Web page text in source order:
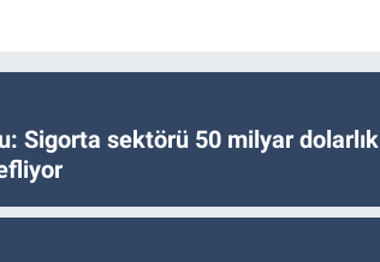
Sigorta sektörü 50 milyar dolarlık